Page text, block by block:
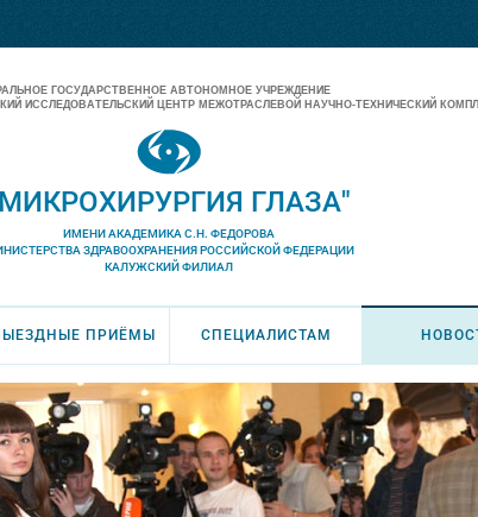
ГОСУДАРСТВЕННОЕ АВТОНОМНОЕ УЧРЕЖДЕНИЕ
ИССЛЕДОВАТЕЛЬСКИЙ ЦЕНТР МЕЖОТРАСЛЕВОЙ НАУЧНО-ТЕХНИЧЕСКИЙ
ГЛАЗА"
ИМЕНИ АКАДЕМИКА С.Н. ФЕДОРОВА
ЗДРАВООХРАНЕНИЯ РОССИЙСКОЙ ФЕДЕРАЦИИ
КАЛУЖСКИЙ ФИЛИАЛ
ПРИЁМЫ СПЕЦИАЛИСТАМ